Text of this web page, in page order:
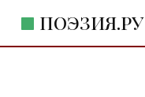
ПОЭЗИЯ.РУ